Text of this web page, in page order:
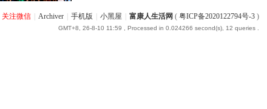
关注微信 Archiver 手机版 小黑屋 富康人生活网 ( 粤ICP备2020122794号-3)
GMT+8, 26-8-10 11:59 , Processed in 0.024266 second(s), 12 queries .